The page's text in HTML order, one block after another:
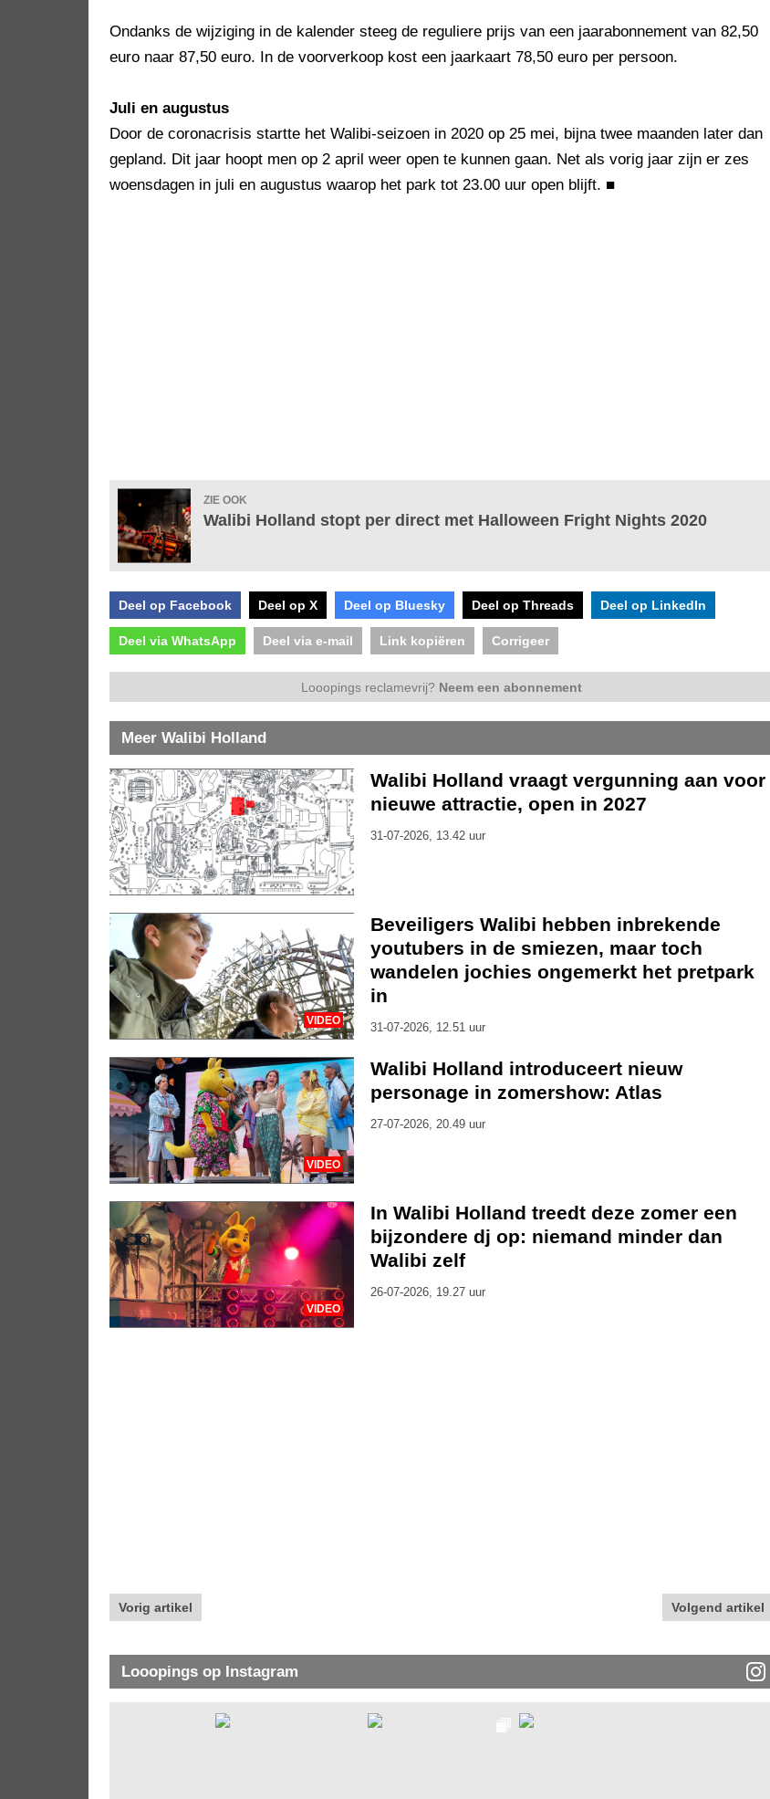
Ondanks de wijziging in de kalender steeg de reguliere prijs van een jaarabonnement van 82,50
euro naar 87,50 euro. In de voorverkoop kost een jaarkaart 78,50 euro per persoon.
Juli en augustus
Door de coronacrisis startte het Walibi-seizoen in 2020 op 25 mei, bijna twee maanden later dan
gepland. Dit jaar hoopt men op 2 april weer open te kunnen gaan. Net als vorig jaar zijn er zes
woensdagen in juli en augustus waarop het park tot 23.00 uur open blijft. ■
ZIE OOK
Walibi Holland stopt per direct met Halloween Fright Nights 2020
Deel op Facebook Deel op X Deel op Bluesky Deel op Threads Deel op LinkedIn
Deel via WhatsApp Deel via e-mail Link kopiëren Corrigeer
Looopings reclamevrij? Neem een abonnement
Meer Walibi Holland
Walibi Holland vraagt vergunning aan voor
nieuwe attractie, open in 2027
31-07-2026, 13.42 uur
VIDEO
Beveiligers Walibi hebben inbrekende
youtubers in de smiezen, maar toch
wandelen jochies ongemerkt het pretpark
in
31-07-2026, 12.51 uur
VIDEO
Walibi Holland introduceert nieuw
personage in zomershow: Atlas
27-07-2026, 20.49 uur
VIDEO
In Walibi Holland treedt deze zomer een
bijzondere dj op: niemand minder dan
Walibi zelf
26-07-2026, 19.27 uur
Vorig artikel Volgend artikel
Looopings op Instagram